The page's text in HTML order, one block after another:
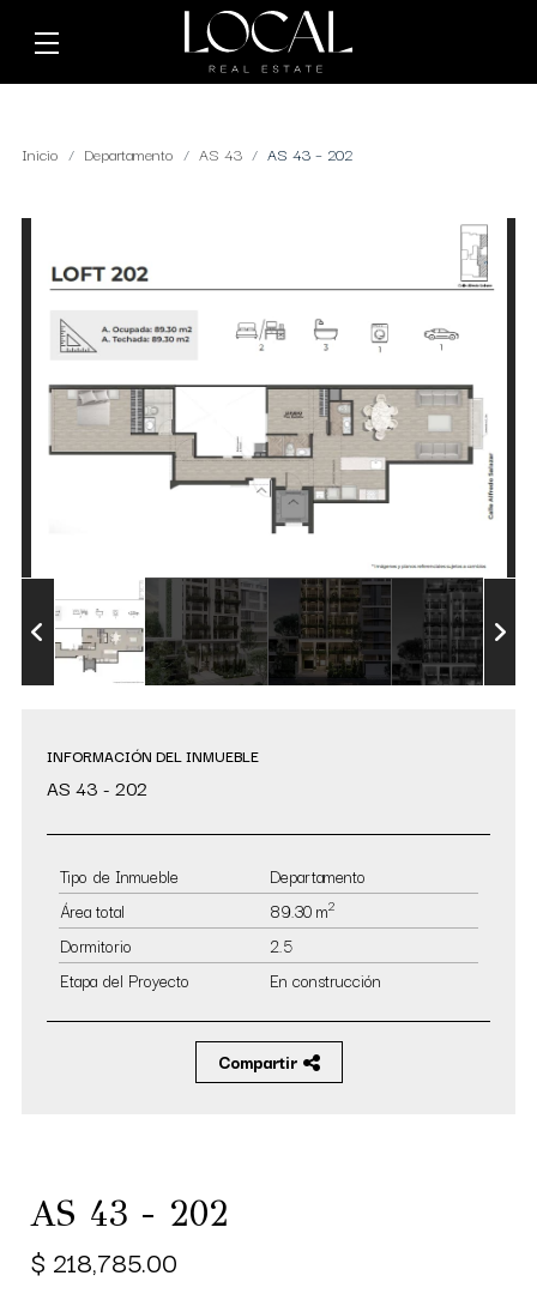
Inicio Departamento AS 43 AS 43 – 202
INFORMACIÓN DEL INMUEBLE
AS 43 - 202
Tipo de Inmueble
Departamento
Área total
89.30 m2
Dormitorio
2.5
Etapa del Proyecto
En construcción
Compartir
AS 43 - 202
$ 218,785.00